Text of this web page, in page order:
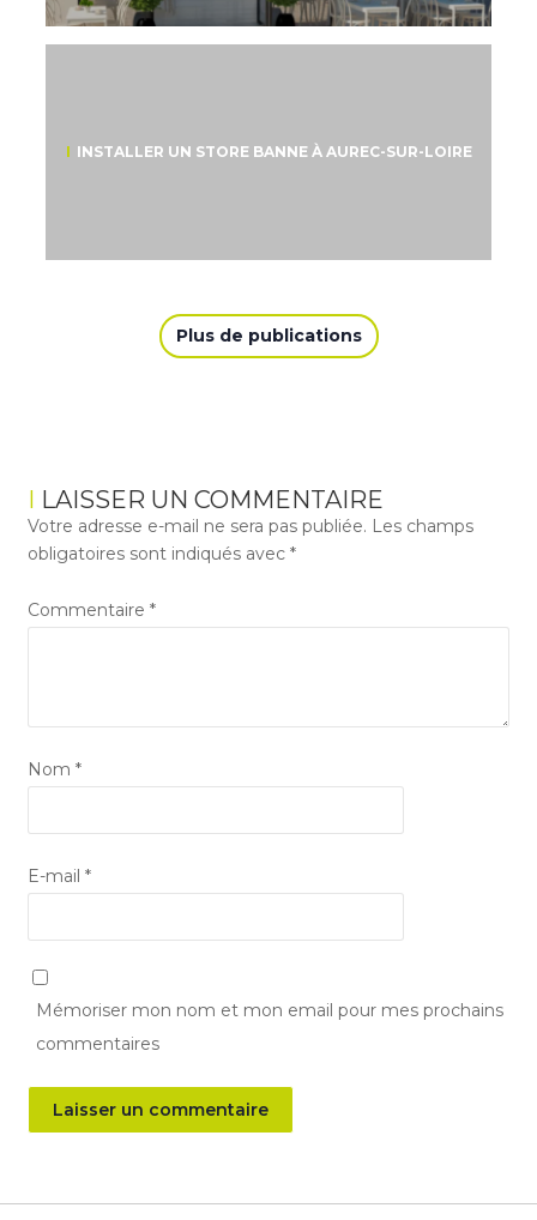
INSTALLER UN STORE BANNE À AUREC-SUR-LOIRE
Plus de publications
LAISSER UN COMMENTAIRE
Votre adresse e-mail ne sera pas publiée. Les champs
obligatoires sont indiqués avec *
Commentaire *
Nom *
E-mail *
Mémoriser mon nom et mon email pour mes prochains
commentaires